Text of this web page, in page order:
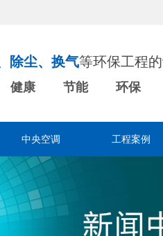
除尘、换气等环保工程
康 节能 环保
中央空调 工程案例